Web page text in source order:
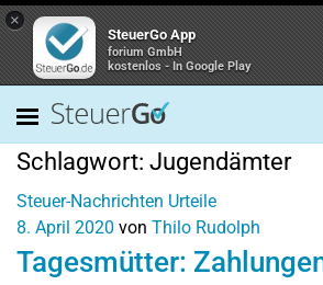
×
SteuerGo App
forium GmbH
kostenlos - In Google Play
Schlagwort: Jugendämter
Steuer-Nachrichten Urteile
8. April 2020 von Thilo Rudolph
Tagesmütter: